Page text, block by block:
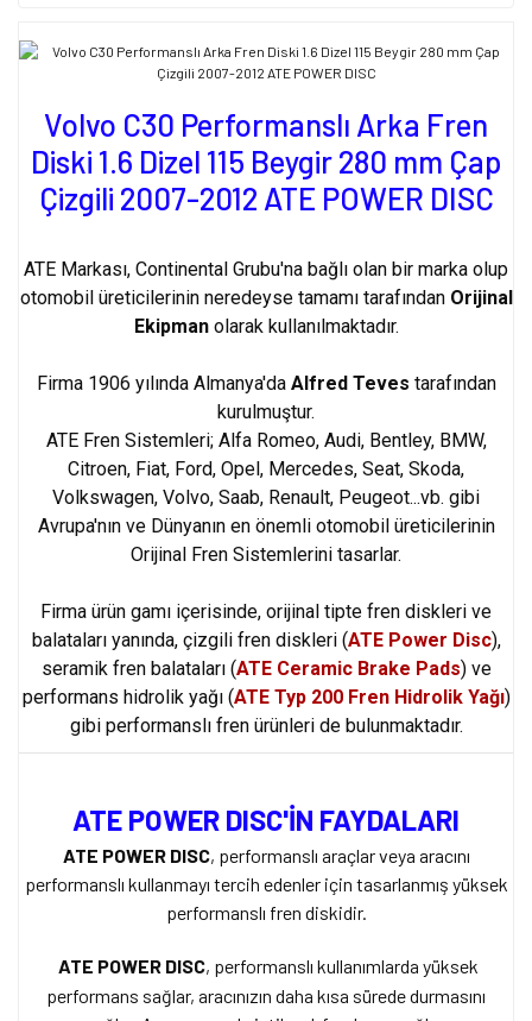
Volvo C30 Performanslı Arka Fren
Diski 1.6 Dizel 115 Beygir 280 mm Çap
Çizgili 2007-2012 ATE POWER DISC
ATE Markası, Continental Grubu'na bağlı olan bir marka olup
otomobil üreticilerinin neredeyse tamamı tarafından Orijinal
Ekipmanolarak kullanılmaktadır.
Firma 1906 yılında Almanya'da Alfred Teves tarafından
kurulmuştur.
ATE Fren Sistemleri; Alfa Romeo, Audi, Bentley, BMW,
Citroen, Fiat, Ford, Opel, Mercedes, Seat, Skoda,
Volkswagen, Volvo, Saab, Renault, Peugeot...vb. gibi
Avrupa'nın ve Dünyanın en önemli otomobil üreticilerinin
Orijinal Fren Sistemlerini tasarlar.
Firma ürün gamı içerisinde, orijinal tipte fren diskleri ve
balataları yanında, çizgili fren diskleri (ATE Power Disc),
seramik fren balataları (ATE Ceramic Brake Pads) ve
performans hidrolik yağı (ATE Typ 200 Fren Hidrolik Yağı)
gibi performanslı fren ürünleri de bulunmaktadır.
ATE POWER DISC'İN FAYDALARI
ATE POWER DISC, performanslı araçlar veya aracını
performanslı kullanmayı tercih edenler için tasarlanmış yüksek
performanslı fren diskidir.
ATE POWER DISC, performanslı kullanımlarda yüksek
performans sağlar, aracınızın daha kısa sürede durmasını